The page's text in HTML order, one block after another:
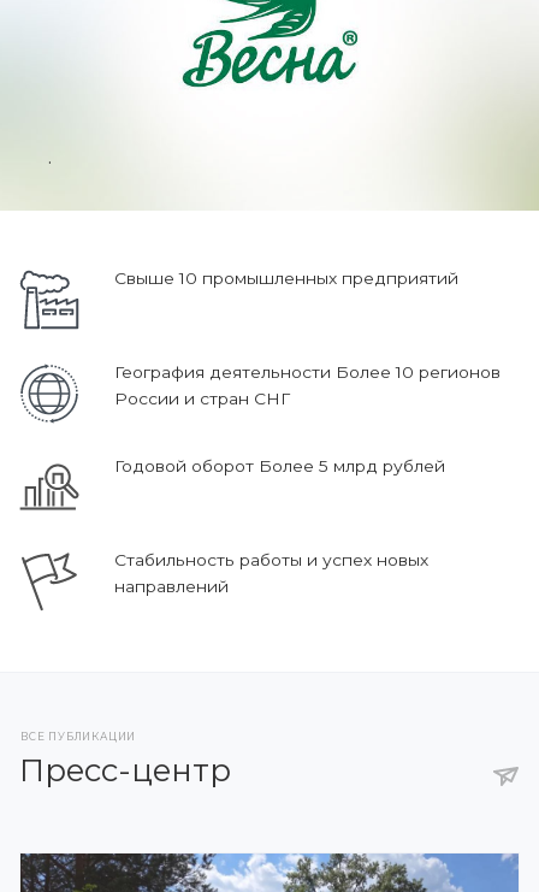
.
Свыше 10 промышленных предприятий
География деятельности Более 10 регионов
России и стран СНГ
Годовой оборот Более 5 млрд рублей
Стабильность работы и успех новых
направлений
ВСЕ ПУБЛИКАЦИИ
Пресс-центр